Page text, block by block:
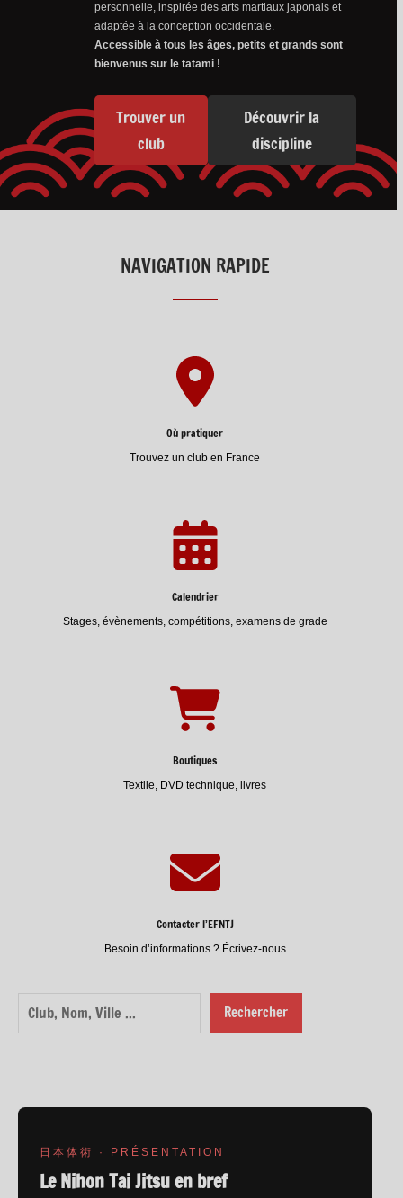
personnelle, inspirée des arts martiaux japonais et
adaptée à la conception occidentale.
Accessible à tous les âges, petits et grands sont
bienvenus sur le tatami !
Trouver un
club
Découvrir la
discipline
NAVIGATION RAPIDE
Où pratiquer
Trouvez un club en France
Calendrier
Stages, évènements, compétitions, examens de grade
Boutiques
Textile, DVD technique, livres
Contacter l’EFNTJ
Besoin d’informations ? Écrivez-nous
Rechercher Rechercher
日本体術 · PRÉSENTATION
Le Nihon Tai Jitsu en bref